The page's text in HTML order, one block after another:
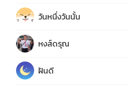
วันหนึ่งวันนั้น
หงส์ดรุณ
ฝันดี